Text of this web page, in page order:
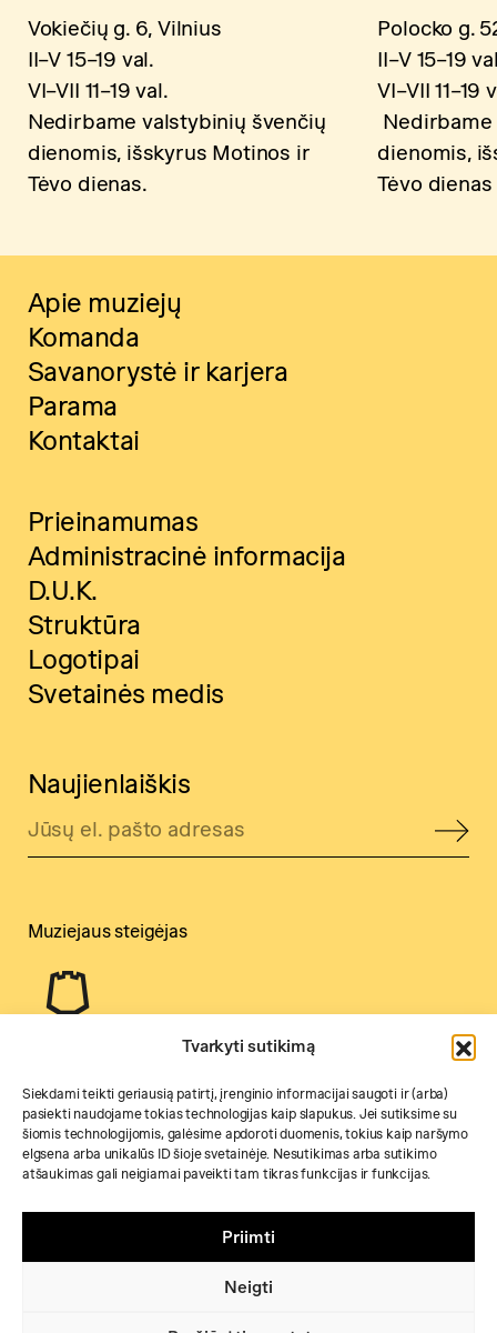
Tvarkyti sutikimą
Siekdami teikti geriausią patirtį, įrenginio informacijai saugoti ir (arba)
pasiekti naudojame tokias technologijas kaip slapukus. Jei sutiksime su
šiomis technologijomis, galėsime apdoroti duomenis, tokius kaip naršymo
elgsena arba unikalūs ID šioje svetainėje. Nesutikimas arba sutikimo
atšaukimas gali neigiamai paveikti tam tikras funkcijas ir funkcijas.
Priimti
Neigti
Vokiečių g. 6, Vilnius
II–V 15–19 val.
VI–VII 11–19 val.
Nedirbame valstybinių švenčių
dienomis, išskyrus Motinos ir
Tėvo dienas.
Polocko g.
II–V 15–19
VI–VII 11–19
dienomis,
Tėvo dienas
Apie muziejų
Komanda
Savanorystė ir karjera
Parama
Kontaktai
Prieinamumas
Administracinė informacija
D.U.K.
Struktūra
Logotipai
Svetainės medis
Naujienlaiškis
Muziejaus steigėjas